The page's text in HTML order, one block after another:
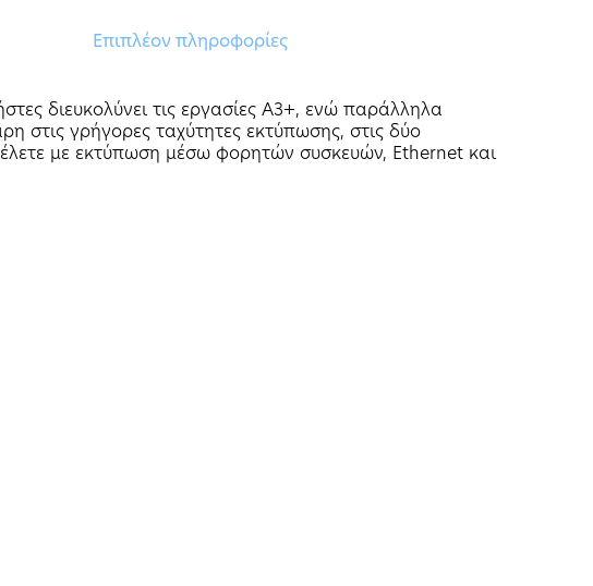
Επιπλέον πληροφορίες
διευκολύνει τις εργασίες A3+, ενώ παράλληλα
στις γρήγορες ταχύτητες εκτύπωσης, στις δύο
με εκτύπωση μέσω φορητών συσκευών, Ethernet και